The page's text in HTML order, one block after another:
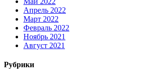
Апрель 2022
Март 2022
Февраль 2022
Ноябрь 2021
Август 2021
Рубрики